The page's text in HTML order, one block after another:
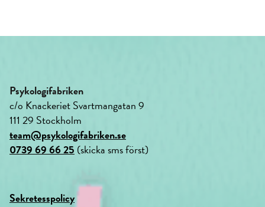
Psykologifabriken
c/o Knackeriet Svartmangatan 9
111 29 Stockholm
team@psykologifabriken.se
0739 69 66 25 (skicka sms först)
Sekretesspolicy